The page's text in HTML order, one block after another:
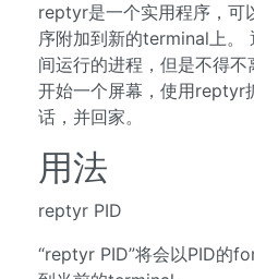
reptyr是一个实用程序，可
序附加到新的terminal上。
间运行的进程，但是不得
开始一个屏幕，使用reptyr
话，并回家。
用法
reptyr PID
“reptyr PID”将会以PID的